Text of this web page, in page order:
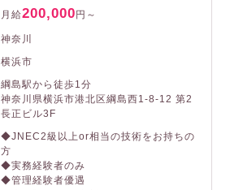
月給200,000 円～
神奈川
横浜市
綱島駅から徒歩1分
神奈川県横浜市港北区綱島西1-8-12 第2
長正ビル3F
◆JNEC2級以上or相当の技術をお持ちの
方
◆実務経験者のみ
◆管理経験者優遇